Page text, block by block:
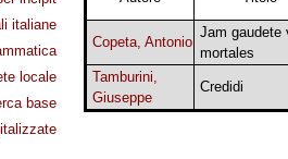
italiane
locale
base
Copeta, Antonio
Jam gaudete
mortales
Tamburini,
Giuseppe
Credidi